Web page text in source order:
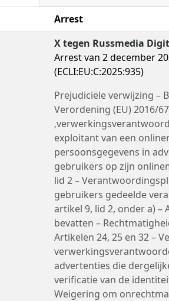
Arrest
X tegen Russmedia
Arrest van 2 december
(ECLI:EU:C:2025:935)
Prejudiciële verwijzing –
Verordening (EU) 2016/
exploitant van een
persoonsgegevens in
gebruikers op zijn
lid 2 –
gebruikers gedeelde
artikel 9, lid 2, onder a) –
bevatten –
Artikelen 24, 25 en 32 –
advertenties die
verificatie van de
Weigering om